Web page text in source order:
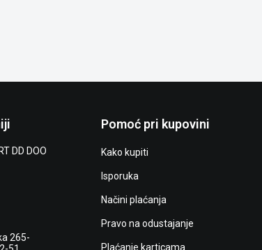
DD DOO
265-
Pomoć pri kupovini
Kako kupiti
Isporuka
Načini plaćanja
Pravo na odustajanje
Plaćanje karticama